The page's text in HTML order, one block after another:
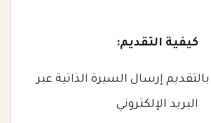
كيفية التقديم:
إرسال السيرة الذاتية عبر
البريد الإلكتروني